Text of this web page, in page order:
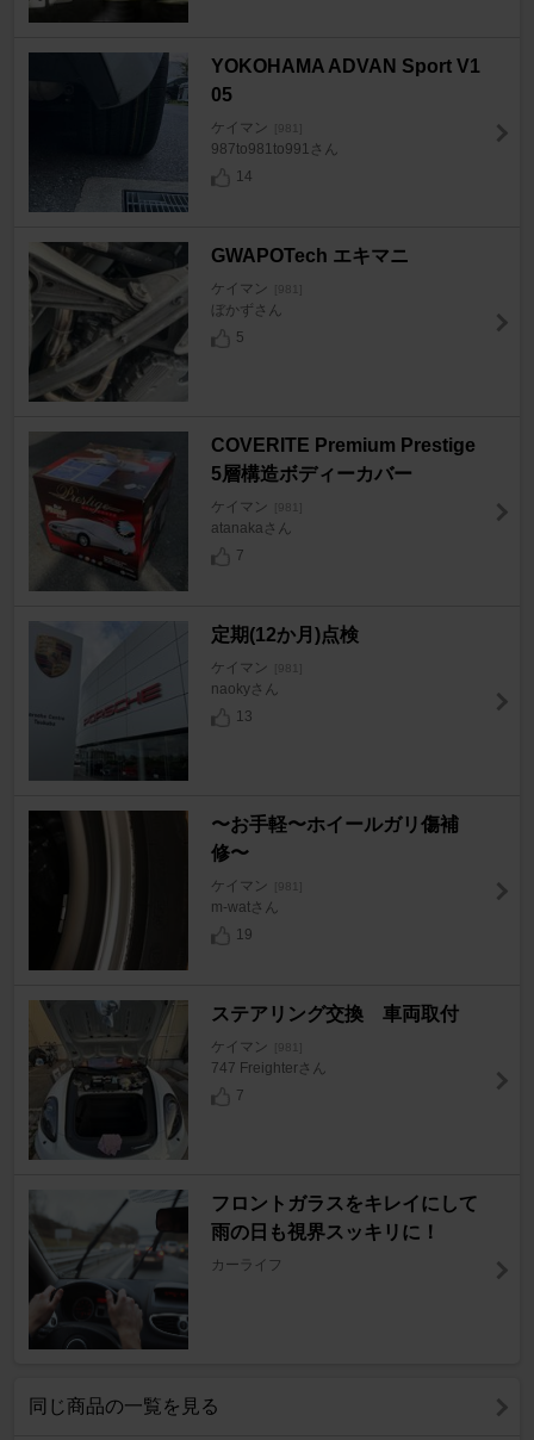
YOKOHAMA ADVAN Sport V1
05
ケイマン
987to981to991さん
14
GWAPOTech エキマニ
ケイマン
ぼかずさん
5
COVERITE Premium Prestige
5層構造ボディーカバー
ケイマン
atanakaさん
7
定期(12か月)点検
ケイマン
naokyさん
13
〜お手軽〜ホイールガリ傷補
修〜
ケイマン
m-watさん
19
ステアリング交換 車両取付
ケイマン
747 Freighterさん
7
フロントガラスをキレイにして
雨の日も視界スッキリに！
カーライフ
同じ商品の一覧を見る